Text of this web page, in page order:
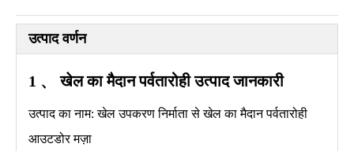
उत्पाद वर्णन
1 、 खेल का मैदान पर्वतारोहीउत्पाद जानकारी
उत्पाद का नाम: खेल उपकरण निर्माता से खेल का मैदान पर्वतारोही
आउटडोर मज़ा